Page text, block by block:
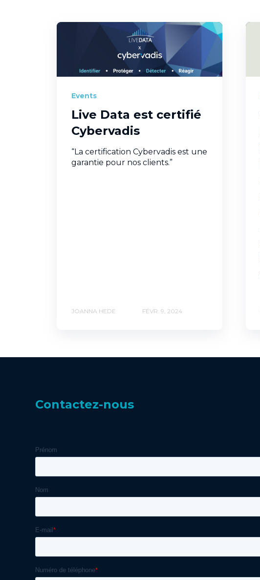
Events
Live Data est certifié
Cybervadis
“La certification Cybervadis est une
garantie pour nos clients.”
JOANNA HEDE FÉVR. 9, 2024
Contactez-nous